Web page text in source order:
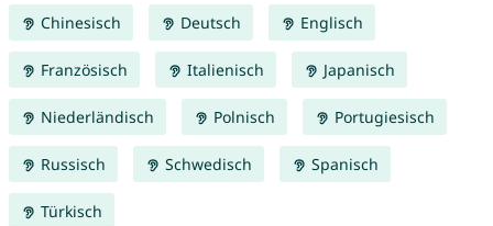
Chinesisch Deutsch Englisch
Französisch Italienisch Japanisch
Niederländisch Polnisch Portugiesisch
Russisch Schwedisch Spanisch
Türkisch